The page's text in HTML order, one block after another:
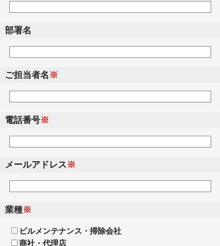
部署名
ご担当者名 ※
電話番号※
メールアドレス※
業種※
ビルメンテナンス・掃除会社
商社・代理店